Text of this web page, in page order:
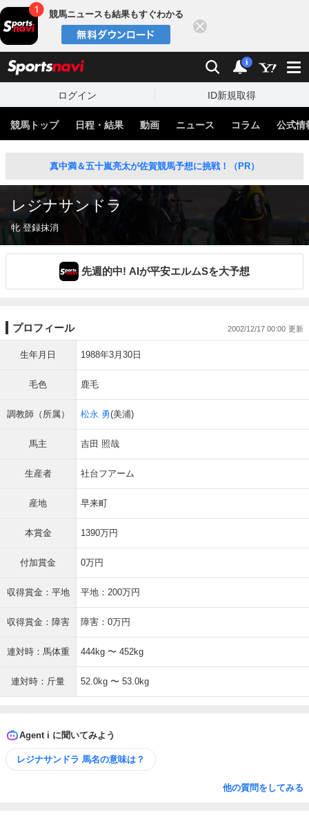
競馬ニュースも結果もすぐわかる
検索 通知
i
ログイン ID新規取得
競馬トップ 日程・結果 動画 ニュース コラム 公式情
真中満＆五十嵐亮太が佐賀競馬予想に挑戦！（PR）
レジナサンドラ
牝 登録抹消
先週的中! AIが平安エルムSを大予想
プロフィール 2002/12/17 00:00
生年月日 1988年3月30日
毛色 鹿毛
調教師（所属） 松永 勇(美浦)
馬主 吉田 照哉
生産者 社台フアーム
産地 早来町
本賞金 1390万円
付加賞金 0万円
収得賞金：平地 平地：200万円
収得賞金：障害 障害：0万円
連対時：馬体重 444kg 〜 452kg
連対時：斤量 52.0kg 〜 53.0kg
Agent i に聞いてみよう
レジナサンドラ 馬名の意味は？
他の質問をしてみる